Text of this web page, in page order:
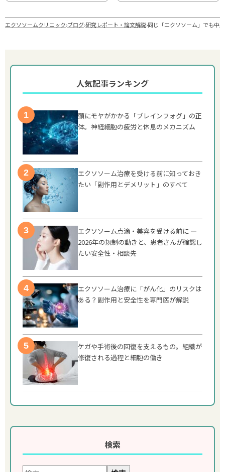
エクソソームクリニック›ブログ›研究レポート・論文解説›同じ「エクソソーム」でも中
人気記事ランキング
頭にモヤがかかる「ブレインフォグ」の正
体。神経細胞の疲労と休息のメカニズム
エクソソーム治療を受ける前に知っておき
たい「副作用とデメリット」のすべて
エクソソーム点滴・美容を受ける前に —
2026年の規制の動きと、患者さんが確認し
たい安全性・相談先
エクソソーム治療に「がん化」のリスクは
ある？副作用と安全性を専門医が解説
ケガや手術後の回復を支えるもの。組織が
修復される過程と細胞の働き
検索